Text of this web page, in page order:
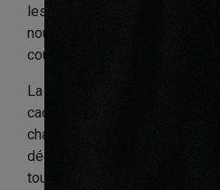
les matières retrouvent une
nouvel usage et la planète
couche acoustique.
La densité des billes de
caoutchouc a été
chaque épaisseur de la
décibels qu'annoncé, sur une
tout en supportant un